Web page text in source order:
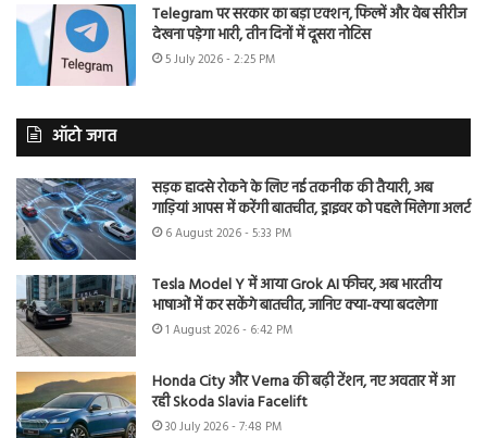
Telegram पर सरकार का बड़ा एक्शन, फिल्में और वेब सीरीज
देखना पड़ेगा भारी, तीन दिनों में दूसरा नोटिस
5 July 2026 - 2:25 PM
ऑटो जगत
सड़क हादसे रोकने के लिए नई तकनीक की तैयारी, अब
गाड़ियां आपस में करेंगी बातचीत, ड्राइवर को पहले मिलेगा अलर्ट
6 August 2026 - 5:33 PM
Tesla Model Y में आया Grok AI फीचर, अब भारतीय
भाषाओं में कर सकेंगे बातचीत, जानिए क्या-क्या बदलेगा
1 August 2026 - 6:42 PM
Honda City और Verna की बढ़ी टेंशन, नए अवतार में आ
रही Skoda Slavia Facelift
30 July 2026 - 7:48 PM